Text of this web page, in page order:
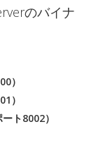
のバイナ
）
）
ト8002）